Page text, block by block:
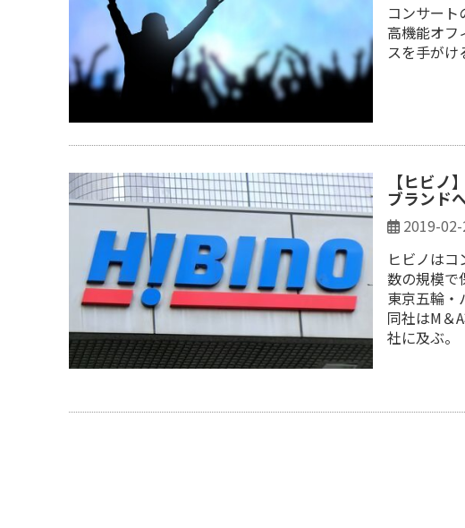
コンサート
高機能オフ
スを手がけ
【ヒビ
ブランド
2019-02-
ヒビノは
数の規模で
東京五輪・
同社はM＆
社に及ぶ。